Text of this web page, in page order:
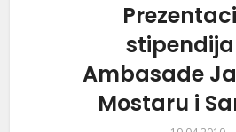
Ambasade
Mostaru i